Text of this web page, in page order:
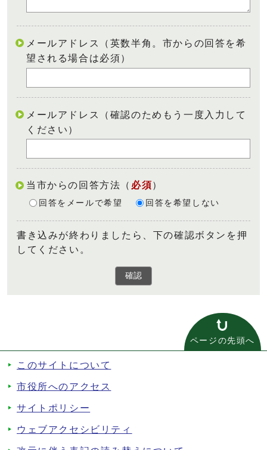
メールアドレス（英数半角。市からの回答を希
望される場合は必須）
メールアドレス（確認のためもう一度入力して
ください）
当市からの回答方法 （ 必須）
回答をメールで希望 回答を希望しない
書き込みが終わりましたら、下の確認ボタンを押
してください。
確認
ページの先頭へ
このサイトについて
市役所へのアクセス
サイトポリシー
ウェブアクセシビリティ